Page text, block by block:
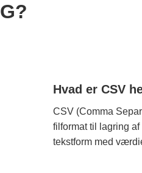
Hvad er CSV
CSV (Comma
filformat til lagring
tekstform med